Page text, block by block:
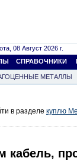
08 Август 2026 г.
СПРАВОЧНИКИ
МЕТАЛЛЫ
в разделе куплю